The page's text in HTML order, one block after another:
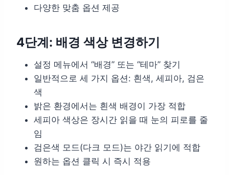
다양한 맞춤 옵션 제공
4단계: 배경 색상 변경하기
설정 메뉴에서 “배경” 또는 “테마” 찾기
일반적으로 세 가지 옵션: 흰색, 세피아, 검은
색
밝은 환경에서는 흰색 배경이 가장 적합
세피아 색상은 장시간 읽을 때 눈의 피로를 줄
임
검은색 모드(다크 모드)는 야간 읽기에 적합
원하는 옵션 클릭 시 즉시 적용